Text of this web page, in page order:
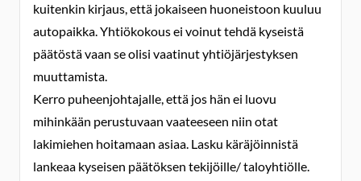
kuitenkin kirjaus, että jokaiseen huoneistoon kuuluu
autopaikka. Yhtiökokous ei voinut tehdä kyseistä
päätöstä vaan se olisi vaatinut yhtiöjärjestyksen
muuttamista.
Kerro puheenjohtajalle, että jos hän ei luovu
mihinkään perustuvaan vaateeseen niin otat
lakimiehen hoitamaan asiaa. Lasku käräjöinnistä
lankeaa kyseisen päätöksen tekijöille/ taloyhtiölle.